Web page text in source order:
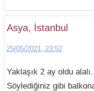
Asya, İstanbul
25/05/2021, 23:52
Yaklaşık 2 ay oldu
Söylediğiniz gibi